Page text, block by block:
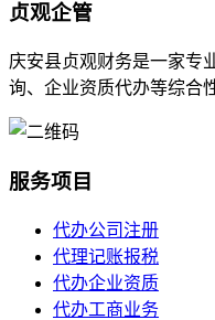
贞观企管
庆安县贞观财务是一家专
询、企业资质代办等综合
服务项目
代办公司注册
代理记账报税
代办企业资质
代办工商业务